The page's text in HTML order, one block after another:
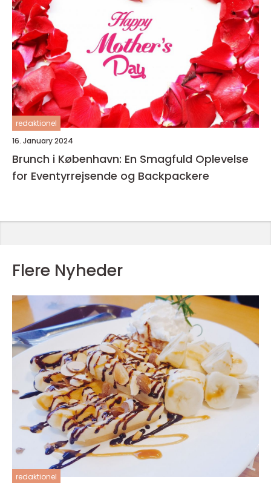
redaktionel
16. January 2024
Brunch i København: En Smagfuld Oplevelse
for Eventyrrejsende og Backpackere
Flere Nyheder
redaktionel